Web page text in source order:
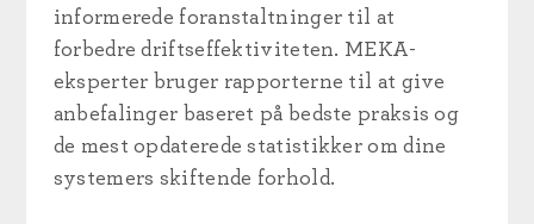
informerede foranstaltninger til at
forbedre driftseffektiviteten. MEKA-
eksperter bruger rapporterne til at give
anbefalinger baseret på bedste praksis og
de mest opdaterede statistikker om dine
systemers skiftende forhold.